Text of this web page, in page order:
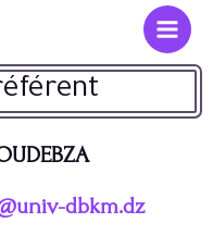
dbkm.dz